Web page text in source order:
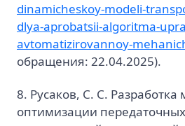
dinamicheskoy-modeli-
dlya-aprobatsii-algoritma-
avtomatizirovannoy-
обращения: 22.04.2025).
8. Русаков, С. С. Разработка
оптимизации